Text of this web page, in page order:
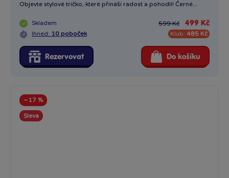
Objevte stylové tričko, které přináší radost a pohodlí! Černé...
Skladem
Ihned: 10 poboček
599 Kč 499 Kč
Klub: 485 Kč
Rezervovat Do košíku
−17 %
Sleva